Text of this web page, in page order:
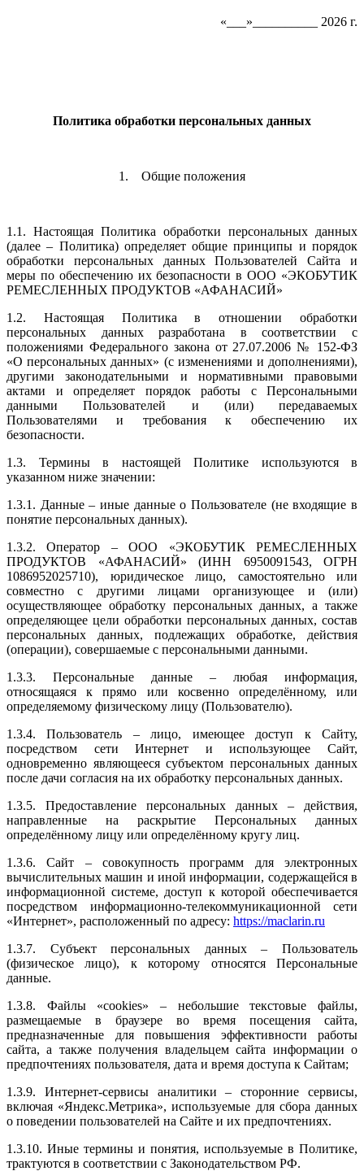
«___»__________ 2026 г.
Политика обработки персональных данных
1. Общие положения
1.1. Настоящая Политика обработки персональных данных
(далее – Политика) определяет общие принципы и порядок
обработки персональных данных Пользователей Сайта и
меры по обеспечению их безопасности в ООО «ЭКОБУТИК
РЕМЕСЛЕННЫХ ПРОДУКТОВ «АФАНАСИЙ»
1.2. Настоящая Политика в отношении обработки
персональных данных разработана в соответствии с
положениями Федерального закона от 27.07.2006 № 152-ФЗ
«О персональных данных» (с изменениями и дополнениями),
другими законодательными и нормативными правовыми
актами и определяет порядок работы с Персональными
данными Пользователей и (или) передаваемых
Пользователями и требования к обеспечению их
безопасности.
1.3. Термины в настоящей Политике используются в
указанном ниже значении:
1.3.1. Данные – иные данные о Пользователе (не входящие в
понятие персональных данных).
1.3.2. Оператор – ООО «ЭКОБУТИК РЕМЕСЛЕННЫХ
ПРОДУКТОВ «АФАНАСИЙ» (ИНН 6950091543, ОГРН
1086952025710), юридическое лицо, самостоятельно или
совместно с другими лицами организующее и (или)
осуществляющее обработку персональных данных, а также
определяющее цели обработки персональных данных, состав
персональных данных, подлежащих обработке, действия
(операции), совершаемые с персональными данными.
1.3.3. Персональные данные – любая информация,
относящаяся к прямо или косвенно определённому, или
определяемому физическому лицу (Пользователю).
1.3.4. Пользователь – лицо, имеющее доступ к Сайту,
посредством сети Интернет и использующее Сайт,
одновременно являющееся субъектом персональных данных
после дачи согласия на их обработку персональных данных.
1.3.5. Предоставление персональных данных – действия,
направленные на раскрытие Персональных данных
определённому лицу или определённому кругу лиц.
1.3.6. Сайт – совокупность программ для электронных
вычислительных машин и иной информации, содержащейся в
информационной системе, доступ к которой обеспечивается
посредством информационно-телекоммуникационной сети
«Интернет», расположенный по адресу: https://maclarin.ru
1.3.7. Субъект персональных данных – Пользователь
(физическое лицо), к которому относятся Персональные
данные.
1.3.8. Файлы «cookies» – небольшие текстовые файлы,
размещаемые в браузере во время посещения сайта,
предназначенные для повышения эффективности работы
сайта, а также получения владельцем сайта информации о
предпочтениях пользователя, дата и время доступа к Сайтам;
1.3.9. Интернет-сервисы аналитики – сторонние сервисы,
включая «Яндекс.Метрика», используемые для сбора данных
о поведении пользователей на Сайте и их предпочтениях.
1.3.10. Иные термины и понятия, используемые в Политике,
трактуются в соответствии с Законодательством РФ.